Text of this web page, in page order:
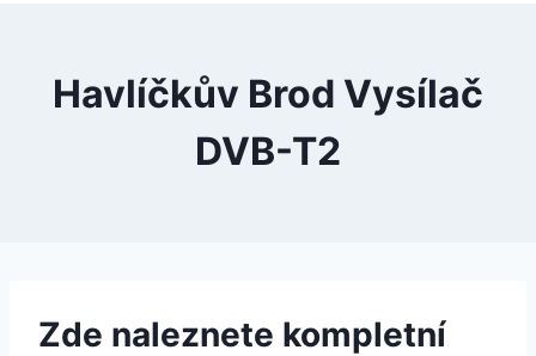
Havlíčkův Brod Vysílač
DVB-T2
Zde naleznete kompletní